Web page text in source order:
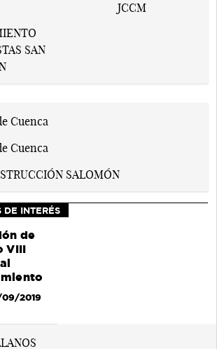
DE INTERÉS
de
VIII
2019